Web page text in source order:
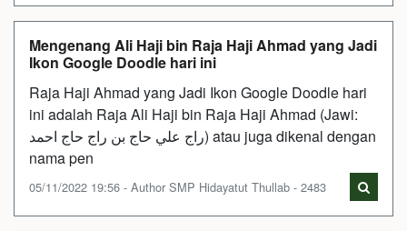
Mengenang Ali Haji bin Raja Haji Ahmad yang Jadi
Ikon Google Doodle hari ini
Raja Haji Ahmad yang Jadi Ikon Google Doodle hari
ini adalah Raja Ali Haji bin Raja Haji Ahmad (Jawi:
راج علي حاج بن راج حاج احمد) atau juga dikenal dengan
nama pen
05/11/2022 19:56 - Author SMP Hidayatut Thullab - 2483